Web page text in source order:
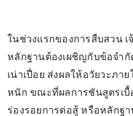
ในช่วงแรกของการสืบสวน
หลักฐานต้องเผชิญกับข้อจำ
เน่าเปื่อย ส่งผลให้อวัยวะภา
หนัก ขณะที่ผลการชันสูตรเ
ร่องรอยการต่อสู้ หรือหลักฐ